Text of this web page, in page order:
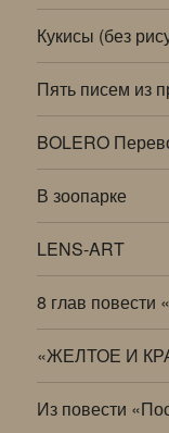
Кукисы (без
Пять писем из
BOLERO
В зоопарке
LENS-ART
8 глав повести
«ЖЕЛТОЕ И
Из повести